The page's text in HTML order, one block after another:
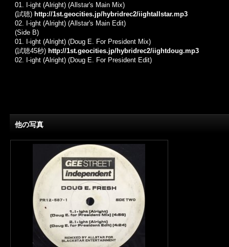
01. I-ight (Alright) (Allstar's Main Mix)
(試聴) http://1st.geocities.jp/hybridrec2/iightallstar.mp3
02. I-ight (Alright) (Allstar's Main Edit)
(Side B)
01. I-ight (Alright) (Doug E. For President Mix)
(試聴45秒) http://1st.geocities.jp/hybridrec2/iightdoug.mp3
02. I-ight (Alright) (Doug E. For President Edit)
他の写真